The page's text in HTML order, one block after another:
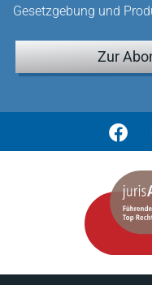
Gesetzgebung und
Zur